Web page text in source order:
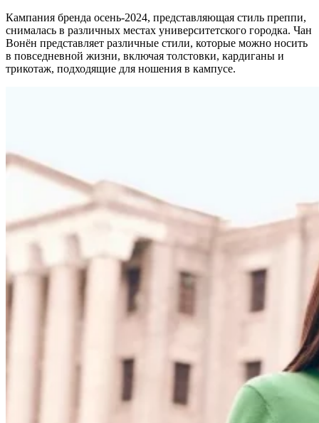
Кампания бренда осень-2024, представляющая стиль преппи,
снималась в различных местах университетского городка. Чан
Вонён представляет различные стили, которые можно носить
в повседневной жизни, включая толстовки, кардиганы и
трикотаж, подходящие для ношения в кампусе.